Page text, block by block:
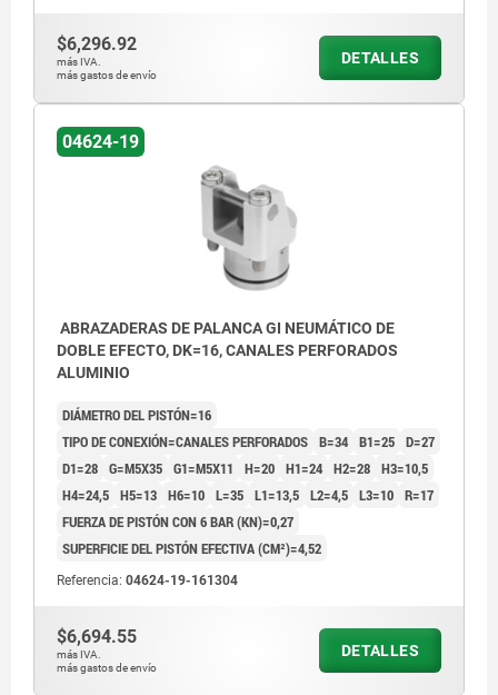
1) Longitud de la palanca tensora (ver 04624-30)
2) Carrera (ver 04624-30)
3) ver accesorios
5) Bordes redondeados
3) ver
$6,296.92
más IVA.
más gastos de envío
DETALLES
04624-19
ABRAZADERAS DE PALANCA GI NEUMÁTICO DE
DOBLE EFECTO, DK=16, CANALES PERFORADOS
ALUMINIO
DIÁMETRO DEL PISTÓN=16
TIPO DE CONEXIÓN=CANALES PERFORADOS B=34 B1=25 D=27
D1=28 G=M5X35 G1=M5X11 H=20 H1=24 H2=28 H3=10,5
H4=24,5 H5=13 H6=10 L=35 L1=13,5 L2=4,5 L3=10 R=17
FUERZA DE PISTÓN CON 6 BAR (KN)=0,27
SUPERFICIE DEL PISTÓN EFECTIVA (CM²)=4,52
Referencia: 04624-19-161304
$6,694.55
más IVA.
más gastos de envío
DETALLES